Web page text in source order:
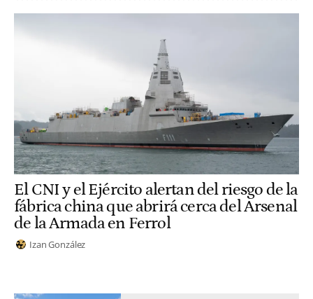
El CNI y el Ejército alertan del riesgo de la
fábrica china que abrirá cerca del Arsenal
de la Armada en Ferrol
Izan González